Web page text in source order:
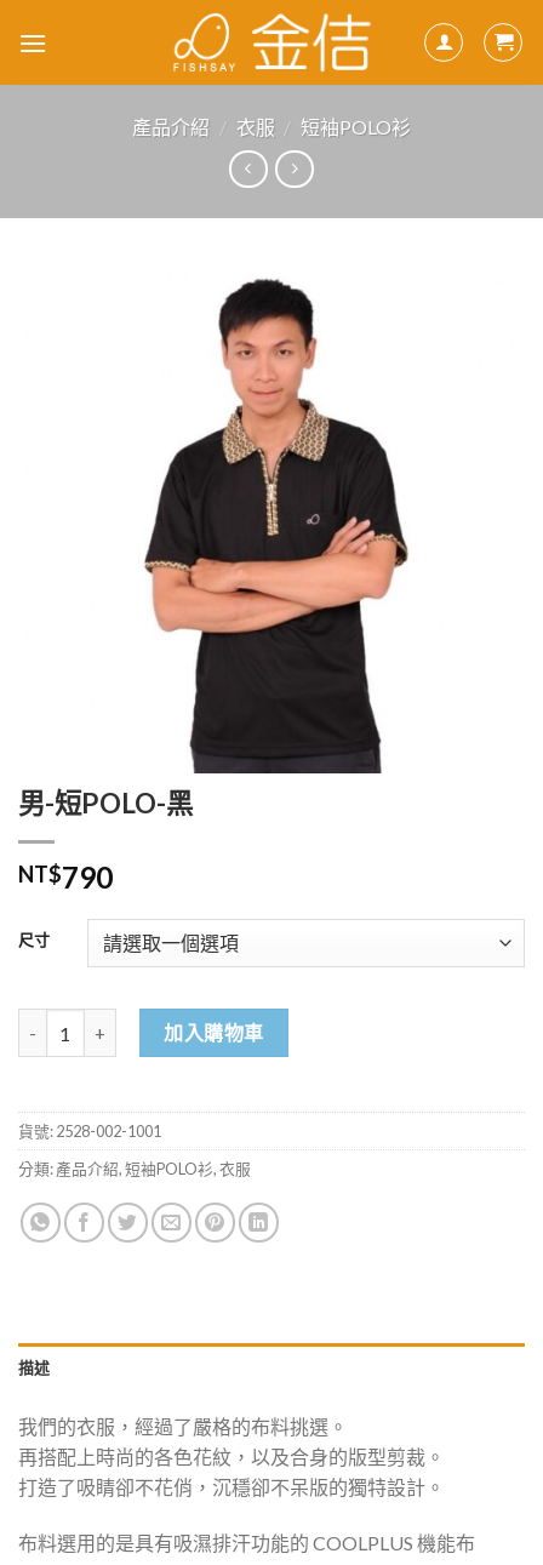
產品介紹 / 衣服 / 短袖POLO衫
男-短POLO-黑
NT$790
尺寸
男-短POLO-黑 數量加入購物車
貨號:2528-002-1001
分類:產品介紹,短袖POLO衫,衣服
描述
我們的衣服，經過了嚴格的布料挑選。
再搭配上時尚的各色花紋，以及合身的版型剪裁。
打造了吸睛卻不花俏，沉穩卻不呆版的獨特設計。
布料選用的是具有吸濕排汗功能的 COOLPLUS 機能布